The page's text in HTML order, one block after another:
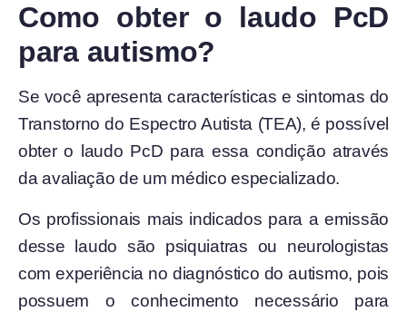
Como obter o laudo PcD
para autismo?
Se você apresenta características e sintomas do
Transtorno do Espectro Autista (TEA), é possível
obter o laudo PcD para essa condição através
da avaliação de um médico especializado.
Os profissionais mais indicados para a emissão
desse laudo são psiquiatras ou neurologistas
com experiência no diagnóstico do autismo, pois
possuem o conhecimento necessário para